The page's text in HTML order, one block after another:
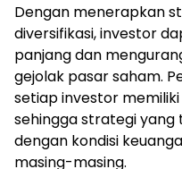
Dengan menerapkan
diversifikasi, investor
panjang dan
gejolak pasar saham.
setiap investor
sehingga strategi yang
dengan kondisi
masing-masing.